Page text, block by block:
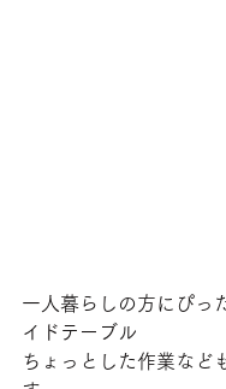
一人暮らしの方にぴっ
イドテーブル
ちょっとした作業など